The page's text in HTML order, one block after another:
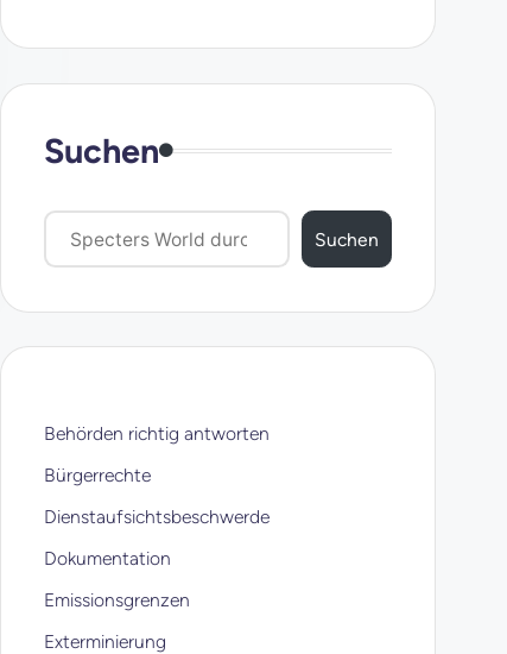
Suchen
Suchen
Behörden richtig antworten
Bürgerrechte
Dienstaufsichtsbeschwerde
Dokumentation
Emissionsgrenzen
Exterminierung